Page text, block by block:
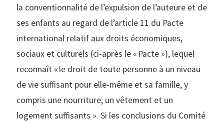
la conventionnalité de l’expulsion de l’auteure et de
ses enfants au regard de l’article 11 du Pacte
international relatif aux droits économiques,
sociaux et culturels (ci-après le « Pacte »), lequel
reconnaît « le droit de toute personne à un niveau
de vie suffisant pour elle-même et sa famille, y
compris une nourriture, un vêtement et un
logement suffisants ». Si les conclusions du Comité